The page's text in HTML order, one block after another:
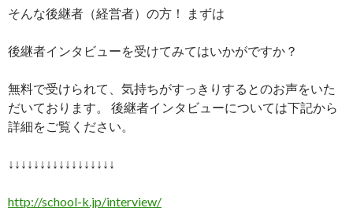
そんな後継者（経営者）の方！ まずは
後継者インタビューを受けてみてはいかがですか？
無料で受けられて、気持ちがすっきりするとのお声をいた
だいております。 後継者インタビューについては下記から
詳細をご覧ください。
↓↓↓↓↓↓↓↓↓↓↓↓↓↓↓↓↓
http://school-k.jp/interview/